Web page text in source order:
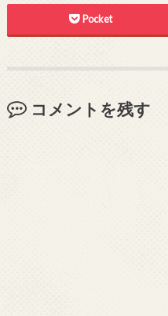
Pocket
コメントを残す